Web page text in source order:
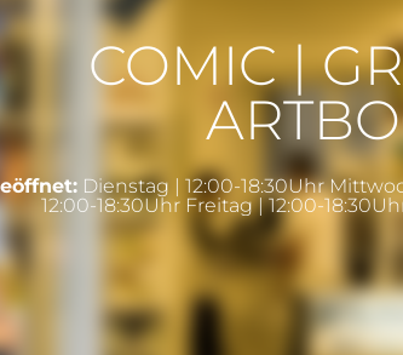
COMIC |
Dienstag | 12:00-18:30Uhr
12:00-18:30Uhr Freitag | 12:00-